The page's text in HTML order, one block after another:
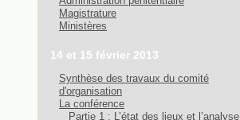
Magistrature
Ministères
14 et 15 février 2013
Synthèse des travaux du comité
d'organisation
La conférence
Partie 1 : L’état des lieux et l’analyse